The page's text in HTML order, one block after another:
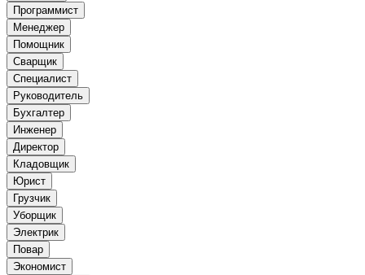
Программист
Менеджер
Помощник
Сварщик
Специалист
Руководитель
Бухгалтер
Инженер
Директор
Кладовщик
Юрист
Грузчик
Уборщик
Электрик
Повар
Экономист